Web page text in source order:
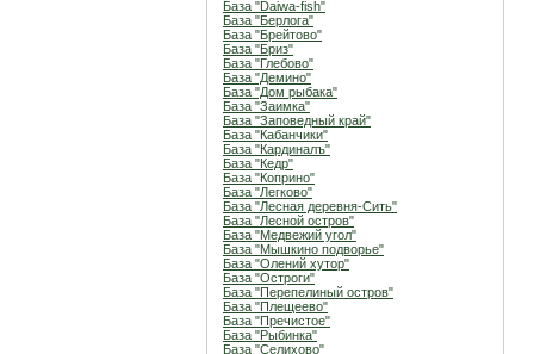
База "Daiwa-fish"
База "Берлога"
База "Брейтово"
База "Бриз"
База "Глебово"
База "Демино"
База "Дом рыбака"
База "Заимка"
База "Заповедный край"
База "Кабанчики"
База "Кардиналъ"
База "Кедр"
База "Коприно"
База "Легково"
База "Лесная деревня-Сить"
База "Лесной остров"
База "Медвежий угол"
База "Мышкино подворье"
База "Олений хутор"
База "Остроги"
База "Перепелиный остров"
База "Плещеево"
База "Пречистое"
База "Рыбинка"
База "Селихово"